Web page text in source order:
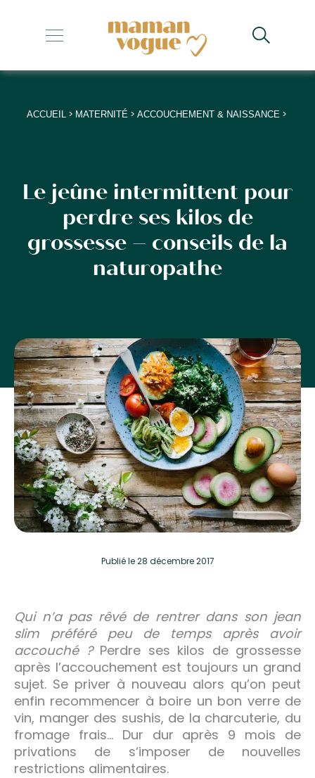
+
+
+
+
ACCUEIL> MATERNITÉ> ACCOUCHEMENT & NAISSANCE>
Le jeûne intermittent pour
perdre ses kilos de
grossesse – conseils de la
naturopathe
Publiéle 28 décembre 2017
Qui n’a pas rêvé de rentrer dans son jean
slim préféré peu de temps après avoir
accouché ? Perdre ses kilos de grossesse
après l’accouchement est toujours un grand
sujet. Se priver à nouveau alors qu’on peut
enfin recommencer à boire un bon verre de
vin, manger des sushis, de la charcuterie, du
fromage frais… Dur dur après 9 mois de
privations de s‘imposer de nouvelles
restrictions alimentaires.